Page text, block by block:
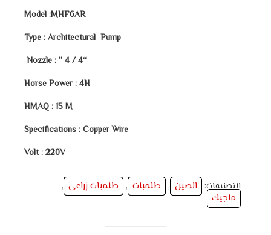
Model :MHF6AR
Type : Architectural Pump
“Nozzle :
” 4 / 4
Horse Power : 4H
HMAQ : 15 M
Specifications : Copper Wire
Volt : 220V
التصنيفات: الصين , طلمبات , طلمبات زراعى ,
ماجيك